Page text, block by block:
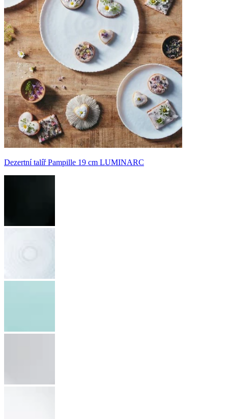
Dezertní talíř Pampille 19 cm LUMINARC